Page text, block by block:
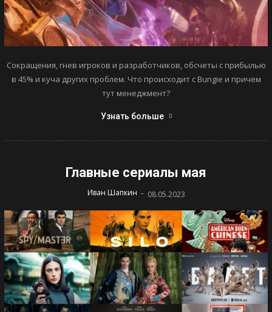
Сокращения, гнев игроков и разработчиков, обсчеты с прибылью
в 45% и куча других проблем. Что происходит с Bungie и причем
тут менеджмент?
Узнать больше
Главные сериалы мая
Иван Шапкин - 08.05.2023